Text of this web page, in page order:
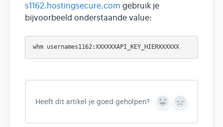
s1162.hostingsecure.com gebruik je
bijvoorbeeld onderstaande value:
Heeft dit artikel je goed geholpen?
Y
s
N